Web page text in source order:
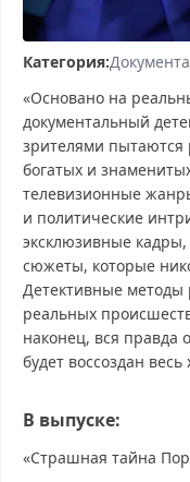
Категория:
«Основано на
документальный
зрителями пытаются
богатых и
телевизионные
и политические
эксклюзивные
сюжеты, которые
Детективные методы
реальных
наконец, вся правда
будет воссоздан
В выпуске:
«Страшная тайна